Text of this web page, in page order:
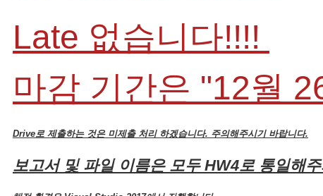
Late 없습니다!!!!
마감 기간은 "12월
Drive로 제출하는 것은 미제출 처리 하겠습니다. 주의해주시기 바랍니다.
보고서 및 파일 이름은 모두 HW4로 통일해